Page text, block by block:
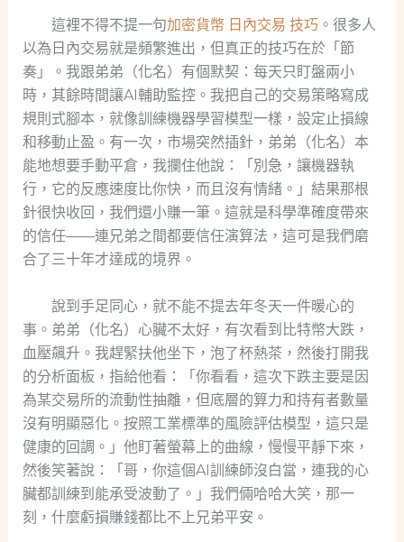
這裡不得不提一句加密貨幣 日內交易 技巧 。很多人
以為日內交易就是頻繁進出，但真正的技巧在於「節
奏」。我跟弟弟（化名）有個默契：每天只盯盤兩小
時，其餘時間讓AI輔助監控。我把自己的交易策略寫成
規則式腳本，就像訓練機器學習模型一樣，設定止損線
和移動止盈。有一次，市場突然插針，弟弟（化名）本
能地想要手動平倉，我攔住他說：「別急，讓機器執
行，它的反應速度比你快，而且沒有情緒。」結果那根
針很快收回，我們還小賺一筆。這就是科學準確度帶來
的信任——連兄弟之間都要信任演算法，這可是我們磨
合了三十年才達成的境界。
說到手足同心，就不能不提去年冬天一件暖心的
事。弟弟（化名）心臟不太好，有次看到比特幣大跌，
血壓飆升。我趕緊扶他坐下，泡了杯熱茶，然後打開我
的分析面板，指給他看：「你看看，這次下跌主要是因
為某交易所的流動性抽離，但底層的算力和持有者數量
沒有明顯惡化。按照工業標準的風險評估模型，這只是
健康的回調。」他盯著螢幕上的曲線，慢慢平靜下來，
然後笑著說：「哥，你這個AI訓練師沒白當，連我的心
臟都訓練到能承受波動了。」我們倆哈哈大笑，那一
刻，什麼虧損賺錢都比不上兄弟平安。